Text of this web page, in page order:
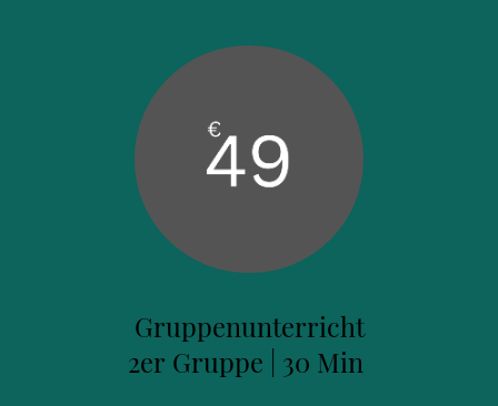
Gruppenunterricht
2er Gruppe | 30 Min